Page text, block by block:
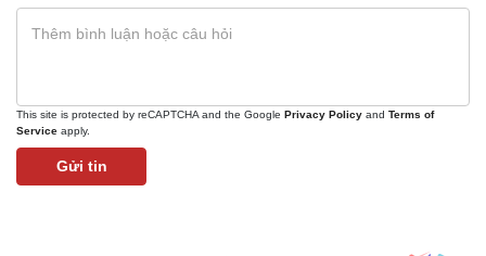
This site is protected by reCAPTCHA and the Google Privacy Policy and Terms of
Service apply.
Gửi tin